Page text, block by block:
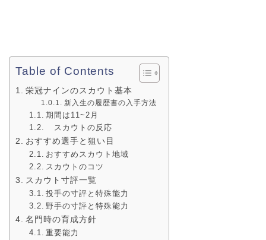
Table of Contents
栄冠ナインのスカウト基本
新入生の履歴書の入手方法
期間は11~2月
スカウトの反応
おすすめ選手と狙い目
おすすめスカウト地域
スカウトのコツ
スカウト寸評一覧
投手の寸評と特殊能力
野手の寸評と特殊能力
名門時の育成方針
重要能力